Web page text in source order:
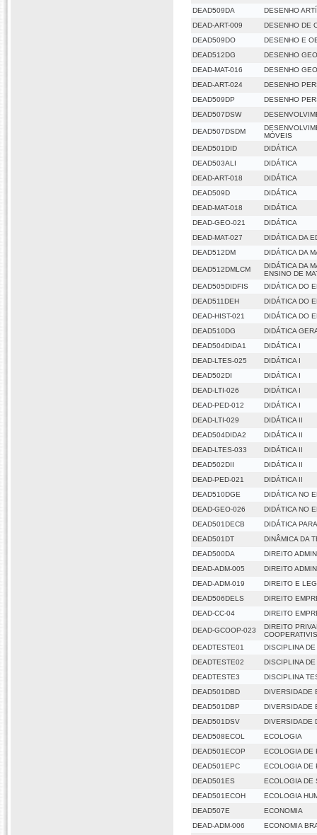
DEAD509DA
DESENHO
DEAD-ART-009
DESENHO DE
DEAD509DO
DESENHO E
DEAD512DG
DESENHO
DEAD-MAT-016
DESENHO
DEAD-ART-024
DESENHO
DEAD509DP
DESENHO
DEAD507DSW
DEAD507DSDM
MÓVEIS
DEAD501DID
DIDÁTICA
DEAD503ALI
DIDÁTICA
DEAD-ART-018
DIDÁTICA
DEAD509D
DIDÁTICA
DEAD-MAT-018
DIDÁTICA
DEAD-GEO-021
DIDÁTICA
DEAD-MAT-027
DIDÁTICA DA
DEAD512DM
DIDÁTICA DA
DEAD512DMLCM
DIDÁTICA DA
ENSINO DE
DEAD505DIDFIS
DIDÁTICA DO
DEAD511DEH
DIDÁTICA DO
DEAD-HIST-021
DIDÁTICA DO
DEAD510DG
DIDÁTICA
DEAD504DIDA1
DIDÁTICA I
DEAD-LTES-025
DIDÁTICA I
DEAD502DI
DIDÁTICA I
DEAD-LTI-026
DIDÁTICA I
DEAD-PED-012
DIDÁTICA I
DEAD-LTI-029
DIDÁTICA II
DEAD504DIDA2
DIDÁTICA II
DEAD-LTES-033
DIDÁTICA II
DEAD502DII
DIDÁTICA II
DEAD-PED-021
DIDÁTICA II
DEAD510DGE
DIDÁTICA NO
DEAD-GEO-026
DIDÁTICA NO
DEAD501DECB
DIDÁTICA
DEAD501DT
DINÂMICA DA
DEAD500DA
DIREITO
DEAD-ADM-005
DIREITO
DEAD-ADM-019
DIREITO E
DEAD506DELS
DIREITO
DEAD-CC-04
DIREITO
DEAD-GCOOP-023
DIREITO
DEADTESTE01
DISCIPLINA
DEADTESTE02
DISCIPLINA
DEADTESTE3
DISCIPLINA
DEAD501DBD
DIVERSIDADE
DEAD501DBP
DIVERSIDADE
DEAD501DSV
DIVERSIDADE
DEAD508ECOL
ECOLOGIA
DEAD501ECOP
ECOLOGIA DE
DEAD501EPC
ECOLOGIA DE
DEAD501ES
ECOLOGIA DE
DEAD501ECOH
ECOLOGIA
DEAD507E
ECONOMIA
DEAD-ADM-006
ECONOMIA